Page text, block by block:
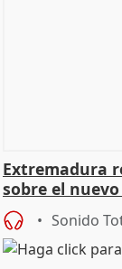
Extremadura
sobre el
Sonido